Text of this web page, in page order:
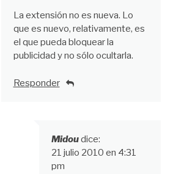
La extensión no es nueva. Lo
que es nuevo, relativamente, es
el que pueda bloquear la
publicidad y no sólo ocultarla.
Responder
Midoudice:
21 julio 2010 en 4:31
pm